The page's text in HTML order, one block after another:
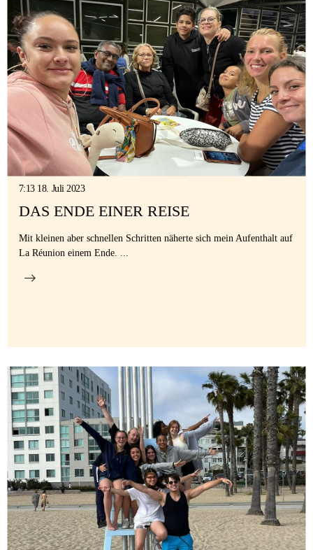
7:13 18. Juli 2023
DAS ENDE EINER REISE
Mit kleinen aber schnellen Schritten näherte sich mein Aufenthalt auf
La Réunion einem Ende. ...